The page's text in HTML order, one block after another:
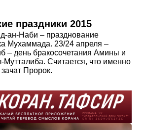
праздники 2015
ан-Наби – празднование
Мухаммада. 23/24 апреля –
– день бракосочетания Амины и
Мутталиба. Считается, что именно
Пророк.